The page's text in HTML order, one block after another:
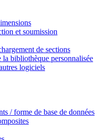
et soumission
de sections
la bibliothèque personnalisée
logiciels
/ forme de base de données